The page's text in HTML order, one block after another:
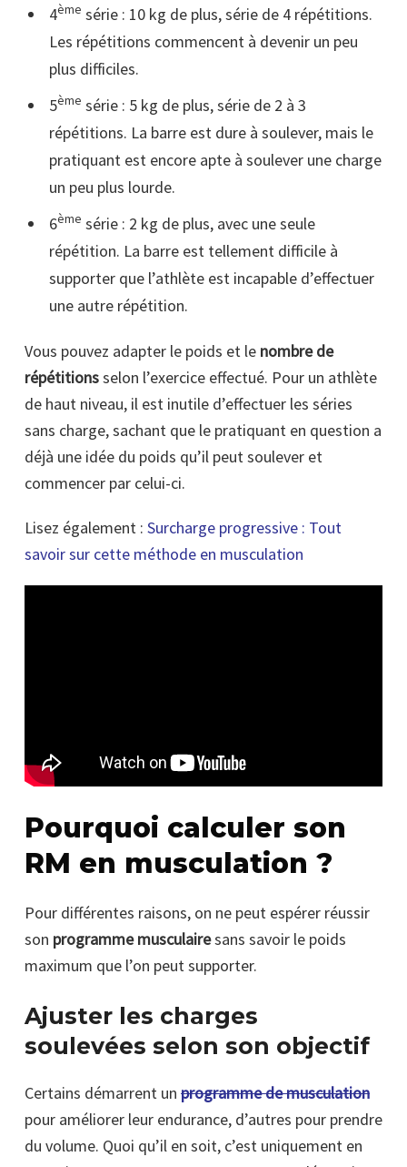
4ème série : 10 kg de plus, série de 4 répétitions.
Les répétitions commencent à devenir un peu
plus difficiles.
5ème série : 5 kg de plus, série de 2 à 3
répétitions. La barre est dure à soulever, mais le
pratiquant est encore apte à soulever une charge
un peu plus lourde.
6ème série : 2 kg de plus, avec une seule
répétition. La barre est tellement difficile à
supporter que l’athlète est incapable d’effectuer
une autre répétition.
Vous pouvez adapter le poids et le nombre de
répétitionsselon l’exercice effectué. Pour un athlète
de haut niveau, il est inutile d’effectuer les séries
sans charge, sachant que le pratiquant en question a
déjà une idée du poids qu’il peut soulever et
commencer par celui-ci.
Lisez également : Surcharge progressive : Tout
savoir sur cette méthode en musculation
Pourquoi calculer son
RM en musculation ?
Pour différentes raisons, on ne peut espérer réussir
son programme musculairesans savoir le poids
maximum que l’on peut supporter.
Ajuster les charges
soulevées selon son objectif
Certains démarrent un programme de musculation
pour améliorer leur endurance, d’autres pour prendre
du volume. Quoi qu’il en soit, c’est uniquement en